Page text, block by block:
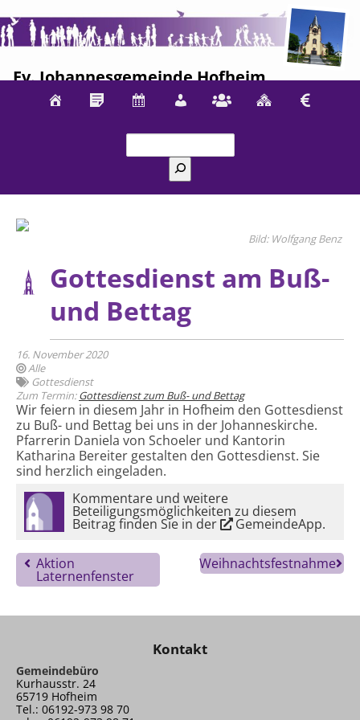
Ev. Johannesgemeinde Hofheim
Wolfgang Benz
Gottesdienst am Buß-
und Bettag
16. November 2020
Alle
Gottesdienst
Zum Termin:Gottesdienst zum Buß- und Bettag
Wir feiern in diesem Jahr in Hofheim den Gottesdienst
zu Buß- und Bettag bei uns in der Johanneskirche.
Pfarrerin Daniela von Schoeler und Kantorin
Katharina Bereiter gestalten den Gottesdienst. Sie
sind herzlich eingeladen.
Kommentare und weitere
Beteiligungsmöglichkeiten zu diesem
Beitrag finden Sie in der GemeindeApp.
Aktion
Laternenfenster
Weihnachtsfestnahme
Kontakt
Gemeindebüro
Kurhausstr. 24
65719 Hofheim
Tel.: 06192-973 98 70